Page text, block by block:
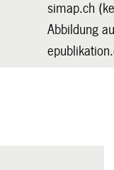
simap.ch
Abbildung